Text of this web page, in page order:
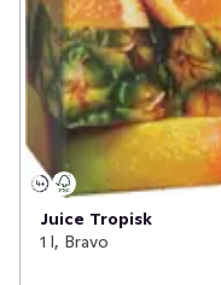
Juice Tropisk
1 l, Bravo